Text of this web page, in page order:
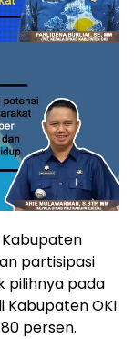
Kabupaten
partisipasi
pilihnya pada
Kabupaten OKI
persen.